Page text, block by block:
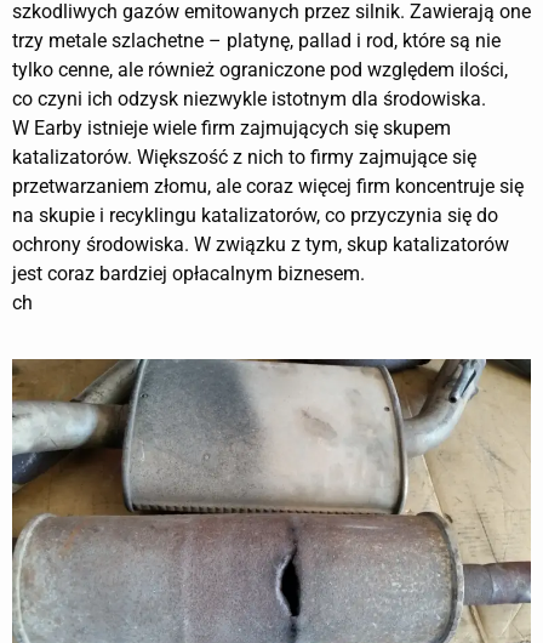
szkodliwych gazów emitowanych przez silnik. Zawierają one
trzy metale szlachetne – platynę, pallad i rod, które są nie
tylko cenne, ale również ograniczone pod względem ilości,
co czyni ich odzysk niezwykle istotnym dla środowiska.
W Earby istnieje wiele firm zajmujących się skupem
katalizatorów. Większość z nich to firmy zajmujące się
przetwarzaniem złomu, ale coraz więcej firm koncentruje się
na skupie i recyklingu katalizatorów, co przyczynia się do
ochrony środowiska. W związku z tym, skup katalizatorów
jest coraz bardziej opłacalnym biznesem.
ch